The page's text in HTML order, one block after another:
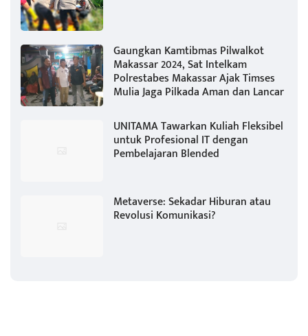
Gaungkan Kamtibmas Pilwalkot
Makassar 2024, Sat Intelkam
Polrestabes Makassar Ajak Timses
Mulia Jaga Pilkada Aman dan Lancar
UNITAMA Tawarkan Kuliah Fleksibel
untuk Profesional IT dengan
Pembelajaran Blended
Metaverse: Sekadar Hiburan atau
Revolusi Komunikasi?